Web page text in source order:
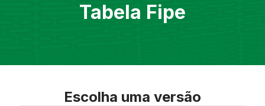
Tabela Fipe
Escolha uma versão